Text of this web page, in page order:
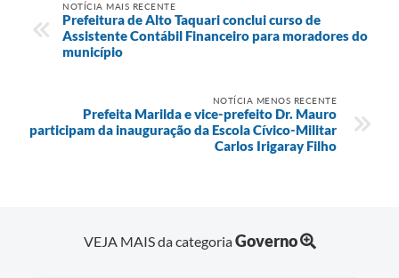
NOTÍCIA MAIS RECENTE
Prefeitura de Alto Taquari conclui curso de
Assistente Contábil Financeiro para moradores do
município
NOTÍCIA MENOS RECENTE
Prefeita Marilda e vice-prefeito Dr. Mauro
participam da inauguração da Escola Cívico-Militar
Carlos Irigaray Filho
VEJA MAIS da categoriaGoverno